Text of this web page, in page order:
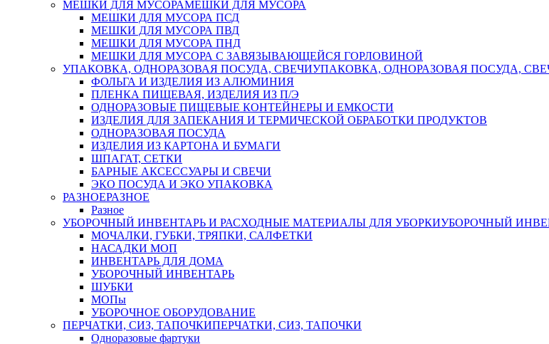
МЕШКИ ДЛЯ МУСОРАМЕШКИ ДЛЯ МУСОРА
МЕШКИ ДЛЯ МУСОРА ПСД
МЕШКИ ДЛЯ МУСОРА ПВД
МЕШКИ ДЛЯ МУСОРА ПНД
МЕШКИ ДЛЯ МУСОРА С ЗАВЯЗЫВАЮЩЕЙСЯ ГОРЛОВИНОЙ
УПАКОВКА, ОДНОРАЗОВАЯ ПОСУДА, СВЕЧИУПАКОВКА, ОДНОРАЗОВАЯ ПОСУДА,
ФОЛЬГА И ИЗДЕЛИЯ ИЗ АЛЮМИНИЯ
ПЛЕНКА ПИЩЕВАЯ, ИЗДЕЛИЯ ИЗ П/Э
ОДНОРАЗОВЫЕ ПИЩЕВЫЕ КОНТЕЙНЕРЫ И ЕМКОСТИ
ИЗДЕЛИЯ ДЛЯ ЗАПЕКАНИЯ И ТЕРМИЧЕСКОЙ ОБРАБОТКИ ПРОДУКТОВ
ОДНОРАЗОВАЯ ПОСУДА
ИЗДЕЛИЯ ИЗ КАРТОНА И БУМАГИ
ШПАГАТ, СЕТКИ
БАРНЫЕ АКСЕССУАРЫ И СВЕЧИ
ЭКО ПОСУДА И ЭКО УПАКОВКА
РАЗНОЕРАЗНОЕ
Разное
УБОРОЧНЫЙ ИНВЕНТАРЬ И РАСХОДНЫЕ МАТЕРИАЛЫ ДЛЯ УБОРКИУБОРОЧНЫЙ
МОЧАЛКИ, ГУБКИ, ТРЯПКИ, САЛФЕТКИ
НАСАДКИ МОП
ИНВЕНТАРЬ ДЛЯ ДОМА
УБОРОЧНЫЙ ИНВЕНТАРЬ
ШУБКИ
МОПы
УБОРОЧНОЕ ОБОРУДОВАНИЕ
ПЕРЧАТКИ, СИЗ, ТАПОЧКИПЕРЧАТКИ, СИЗ, ТАПОЧКИ
Одноразовые фартуки